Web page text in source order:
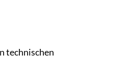
technischen